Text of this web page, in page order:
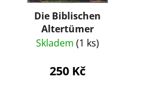
Die Biblischen
Altertümer
Skladem (1 ks)
250 Kč